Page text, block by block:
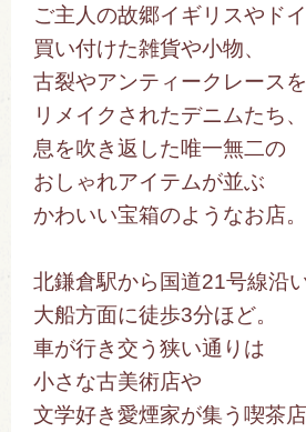
ご主人の故郷イギリスやド
買い付けた雑貨や小物、
古裂やアンティークレース
リメイクされたデニムたち、
息を吹き返した唯一無二の
おしゃれアイテムが並ぶ
かわいい宝箱のようなお店。
北鎌倉駅から国道21号線沿
大船方面に徒歩3分ほど。
車が行き交う狭い通りは
小さな古美術店や
文学好き愛煙家が集う喫茶